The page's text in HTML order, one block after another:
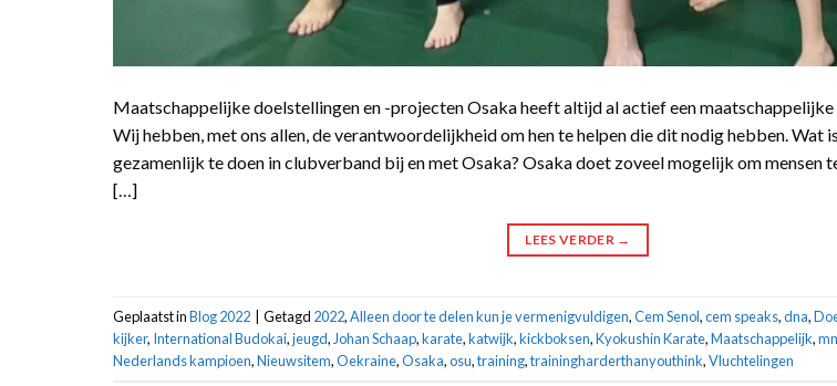
Maatschappelijke doelstellingen en -projecten Osaka heeft altijd al actief een
Wij hebben, met ons allen, de verantwoordelijkheid om hen te helpen die dit nodig hebben. Wat
gezamenlijk te doen in clubverband bij en met Osaka? Osaka doet zoveel mogelijk om mensen
[…]
LEES VERDER →
Geplaatst inBlog 2022 Getagd 2022,Alleen door te delen kun je vermenigvuldigen,Cem Senol,cem speaks,dna,
kijker, International Budokai,jeugd, Johan Schaap,karate,katwijk,kickboksen,Kyokushin Karate,Maatschappelijk,
Nederlands kampioen,Nieuwsitem,Oekraine,Osaka,osu,training,trainingharderthanyouthink,Vluchtelingen